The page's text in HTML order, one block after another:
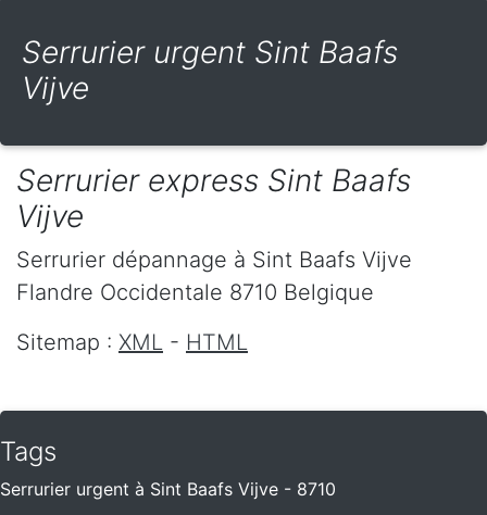
Serrurier urgent Sint Baafs
Vijve
Serrurier express Sint Baafs
Vijve
Serrurier dépannage à Sint Baafs Vijve
Flandre Occidentale 8710 Belgique
Sitemap : XML - HTML
Tags
Serrurier urgent à Sint Baafs Vijve - 8710